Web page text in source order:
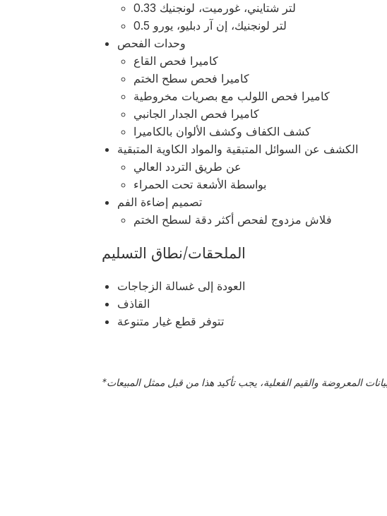
0.33 لتر شتايني، غورميت، لونجنيك
0.5 لتر لونجنيك، إن آر دبليو، يورو
وحدات الفحص
كاميرا فحص القاع
كاميرا فحص سطح الختم
كاميرا فحص اللولب مع بصريات مخروطية
كاميرا فحص الجدار الجانبي
كشف الكفاف وكشف الألوان بالكاميرا
الكشف عن السوائل المتبقية والمواد الكاوية المتبقية
عن طريق التردد العالي
بواسطة الأشعة تحت الحمراء
تصميم إضاءة الفم
فلاش مزدوج لفحص أكثر دقة لسطح الختم
الملحقات/نطاق التسليم
العودة إلى غسالة الزجاجات
القاذف
تتوفر قطع غيار متنوعة
*